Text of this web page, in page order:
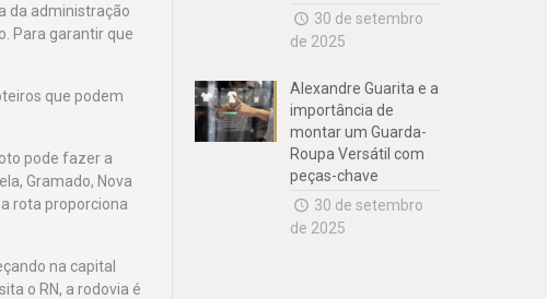
da administração
Para garantir que
que podem
pode fazer a
Gramado, Nova
rota proporciona
na capital
o RN, a rodovia é
30 de setembro
de 2025
Alexandre Guarita e a
importância de
montar um Guarda-
Roupa Versátil com
peças-chave
30 de setembro
de 2025